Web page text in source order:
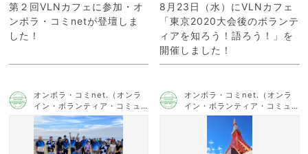
第２回VLNカフェに参加・オ
ンボラ・コミnetが登壇しま
した！
8月23日（水）にVLNカフェ
「東京2020大会後のボランテ
ィアを知ろう！語ろう！」を
開催しました！
オンボラ・コミnet.（オンラ
イン・ボランティア・コミュ
ニケーション・ネットワー
ク）
オンボラ・コミnet.（オンラ
イン・ボランティア・コミュ
ニケーション・ネットワー